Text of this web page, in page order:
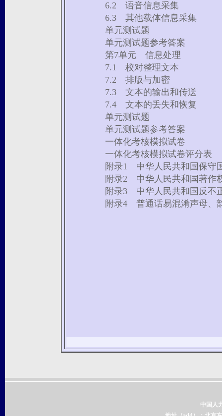
6.2 语音信息采集
6.3 其他载体信息采集
单元测试题
单元测试题参考答案
第7单元 信息处理
7.1 校对整理文本
7.2 排版与加密
7.3 文本的输出和传送
7.4 文本的丢失和恢复
单元测试题
单元测试题参考答案
一体化考核模拟试卷
一体化考核模拟试卷评分表
附录1 中华人民共和国保守
附录2 中华人民共和国著作
附录3 中华人民共和国反不
附录4 普通话易混淆声母、
中国人